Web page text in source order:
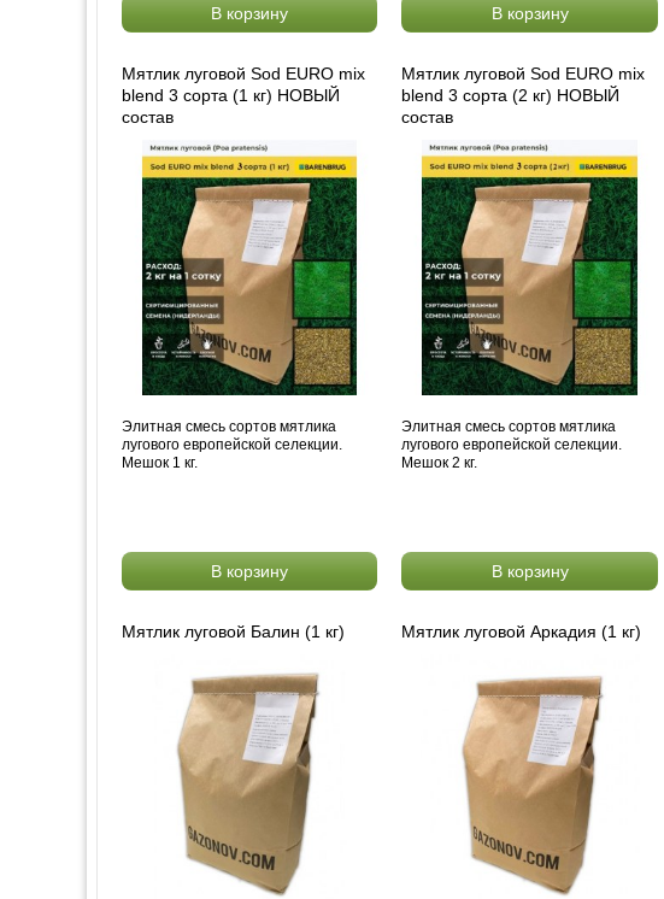
В корзину В корзину
Мятлик луговой Sod EURO mix
blend 3 сорта (1 кг) НОВЫЙ
состав
Элитная смесь сортов мятлика
лугового европейской селекции.
Мешок 1 кг.
В корзину
Мятлик луговой Sod EURO mix
blend 3 сорта (2 кг) НОВЫЙ
состав
Элитная смесь сортов мятлика
лугового европейской селекции.
Мешок 2 кг.
В корзину
Мятлик луговой Балин (1 кг) Мятлик луговой Аркадия (1 кг)